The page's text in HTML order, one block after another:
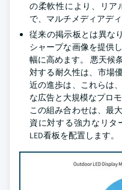
の柔軟性により、リア
で、マルチメディアデ
従来の掲示板とは異な
シャープな画像を提供
幅に高めます。 悪天候
対する耐久性は、市場
近の進歩は、これらは
な広告と大規模なプロ
この組み合わせは、最
資に対する強力なリタ
LED看板を配置します。